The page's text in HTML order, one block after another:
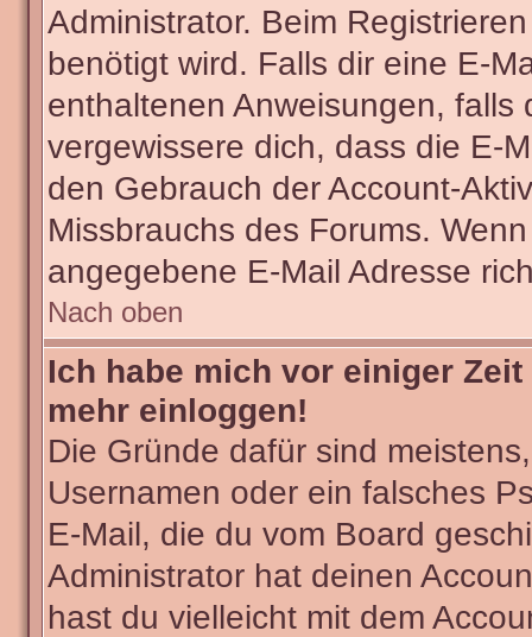
Administrator. Beim
benötigt wird. Falls dir eine E-
enthaltenen Anweisungen,
vergewissere dich, dass die E-
den Gebrauch der Account-
Missbrauchs des Forums.
angegebene E-Mail Adresse
Nach oben
Ich habe mich vor einiger
mehr einloggen!
Die Gründe dafür sind
Usernamen oder ein falsches
E-Mail, die du vom Board
Administrator hat deinen
hast du vielleicht mit dem